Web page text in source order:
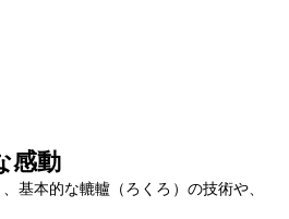
感動
基本的な轆轤（ろくろ）の技術や、